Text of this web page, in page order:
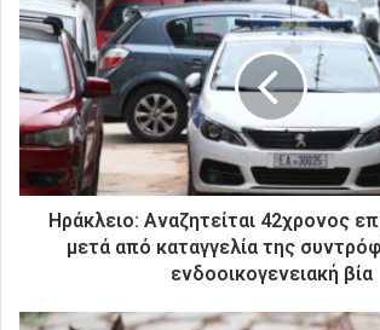
τ
η
η
λ
ε
τ
κ
Ηράκλειο: Αναζητείται 42χρονος
μετά από καταγγελία της
ενδοοικογενειακή βία